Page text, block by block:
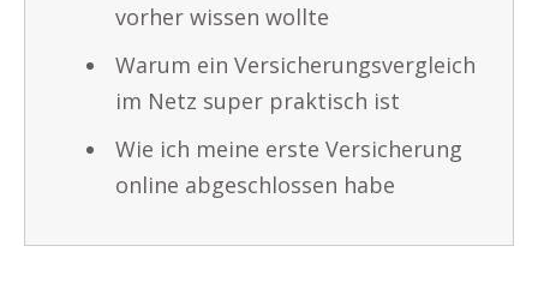
vorher wissen wollte
Warum ein Versicherungsvergleich
im Netz super praktisch ist
Wie ich meine erste Versicherung
online abgeschlossen habe